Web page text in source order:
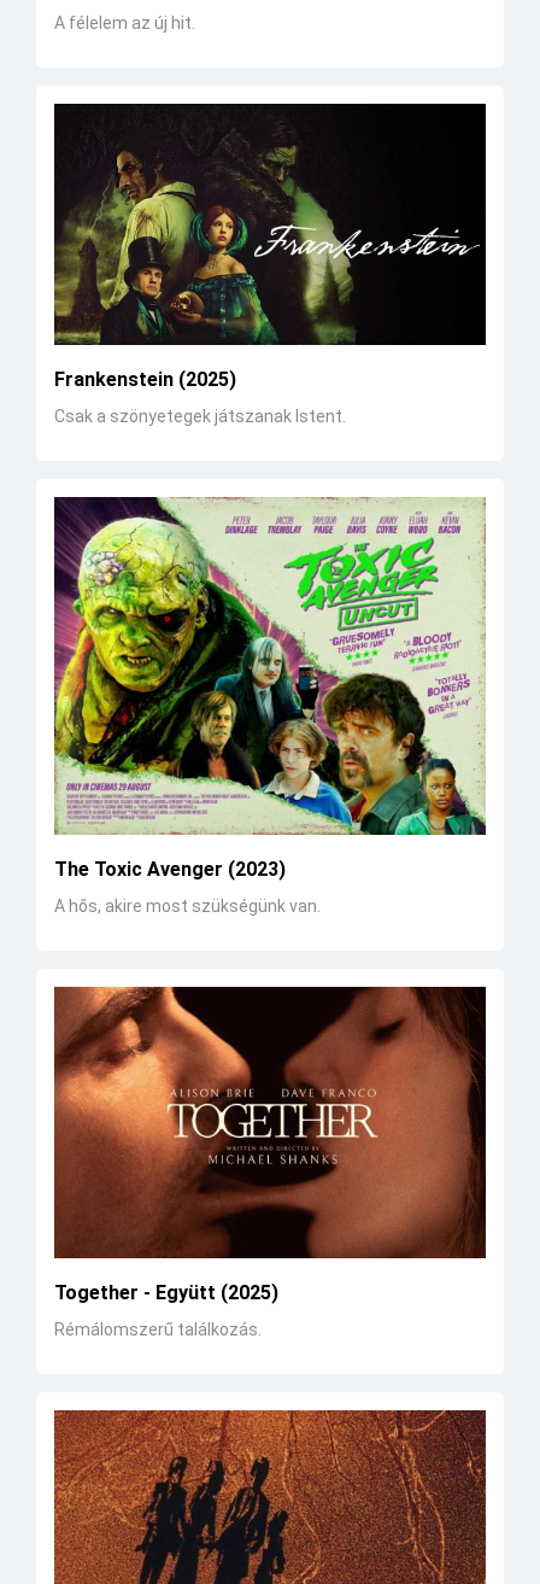
A félelem az új hit.
Frankenstein (2025)
Csak a szönyetegek játszanak Istent.
The Toxic Avenger (2023)
A hős, akire most szükségünk van.
Together - Együtt (2025)
Rémálomszerű találkozás.